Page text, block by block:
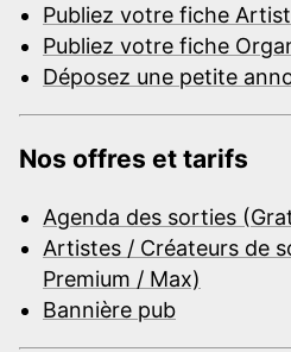
Publiez votre fiche
Publiez votre fiche
Déposez une petite
Nos offres et tarifs
Agenda des sorties
Artistes / Créateurs de
Premium / Max)
Bannière pub